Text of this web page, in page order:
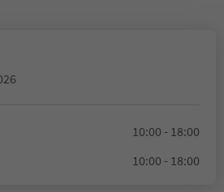
10:00 - 18:00
10:00 - 18:00